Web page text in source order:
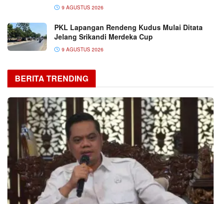
9 AGUSTUS 2026
PKL Lapangan Rendeng Kudus Mulai Ditata
Jelang Srikandi Merdeka Cup
9 AGUSTUS 2026
BERITA TRENDING